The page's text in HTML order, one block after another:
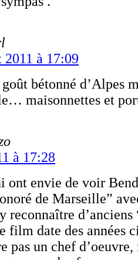
à 17:09
bétonné d’Alpes
maisonnettes et
à 17:28
ont envie de voir
de Marseille”
reconnaître d’anciens
film date des années
pas un chef